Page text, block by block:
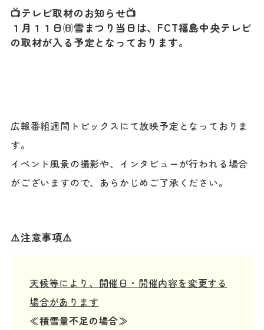
📺テレビ取材のお知らせ📺
１月１１日㈰雪まつり当日は、FCT福島中央テレビ
の取材が入る予定となっております。
広報番組週間トピックスにて放映予定となっておりま
す。
イベント風景の撮影や、インタビューが行われる場合
がございますので、あらかじめご了承ください。
⚠️注意事項⚠️
天候等により、開催日・開催内容を変更する
場合があります
≪積雪量不足の場合≫